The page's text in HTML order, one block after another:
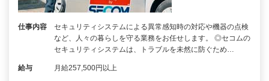
仕事内容
セキュリティシステムによる異常感知時の対応や機器の点検
など、人々の暮らしを守る業務をお任せします。 ◎セコムの
セキュリティシステムは、トラブルを未然に防ぐため…
給与 月給257,500円以上